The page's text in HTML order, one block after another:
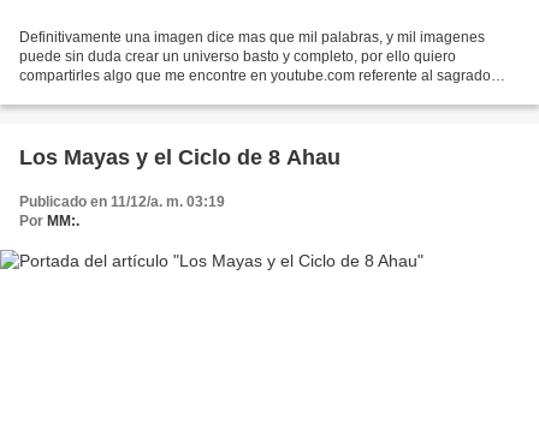
Definitivamente una imagen dice mas que mil palabras, y mil imagenes
puede sin duda crear un universo basto y completo, por ello quiero
compartirles algo que me encontre en youtube.com referente al sagrado
Los Mayas y el Ciclo de 8 Ahau
Publicado en 11/12/a. m. 03:19
Por MM:.